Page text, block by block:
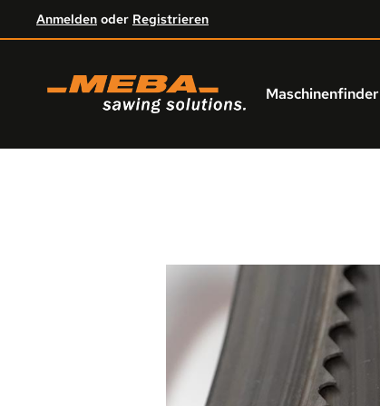
Hauptinhalt springen
Zur Hauptnavigation springen
Anmelden oder Registrieren
Maschinenfinder